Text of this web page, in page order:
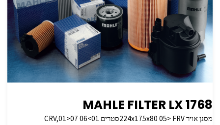
MAHLE FILTER LX 1768
מסנן אויר 224x175x80 05> FRVסטרים CRV,01>07 06<01